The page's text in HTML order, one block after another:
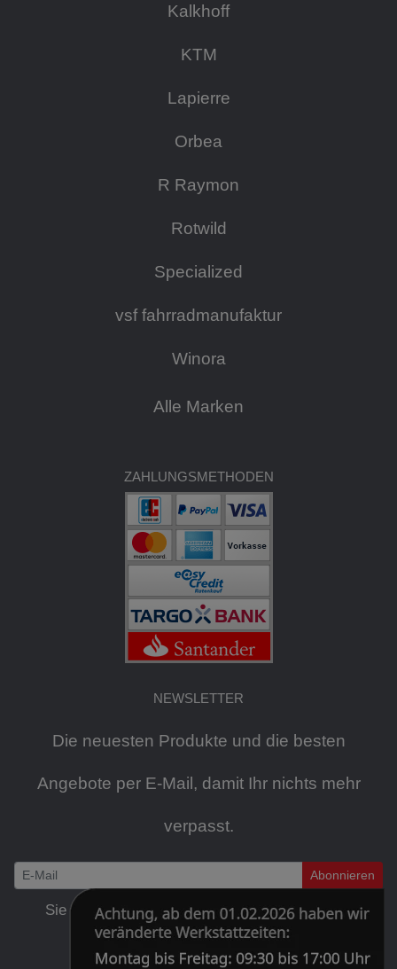
Kalkhoff
KTM
Lapierre
Orbea
R Raymon
Rotwild
Specialized
vsf fahrradmanufaktur
Winora
Alle Marken
ZAHLUNGSMETHODEN
NEWSLETTER
Die neuesten Produkte und die besten
Angebote per E-Mail, damit Ihr nichts mehr
verpasst.
Abonnieren
Sie können den Newsletter jederzeit kostenlos
abbestellen .